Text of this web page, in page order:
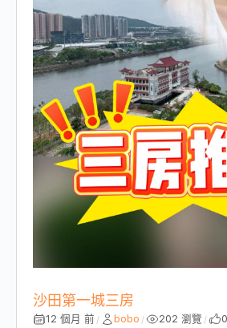
沙田第一城三房
12 個月 前 / bobo / 202 瀏覽 / 0